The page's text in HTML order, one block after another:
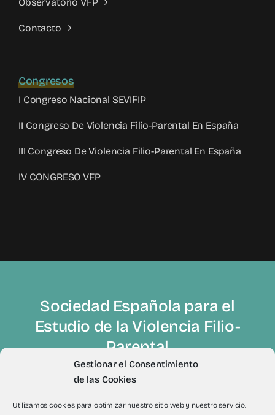
Gestionar el Consentimiento
de las Cookies
Utilizamos cookies para optimizar nuestro sitio web y nuestro servicio.
Contacto
Congresos
I Congreso Nacional SEVIFIP
II Congreso De Violencia Filio-Parental En España
III Congreso De Violencia Filio-Parental En España
IV CONGRESO VFP
Sociedad Española para el
Estudio de la Violencia Filio-
Parental